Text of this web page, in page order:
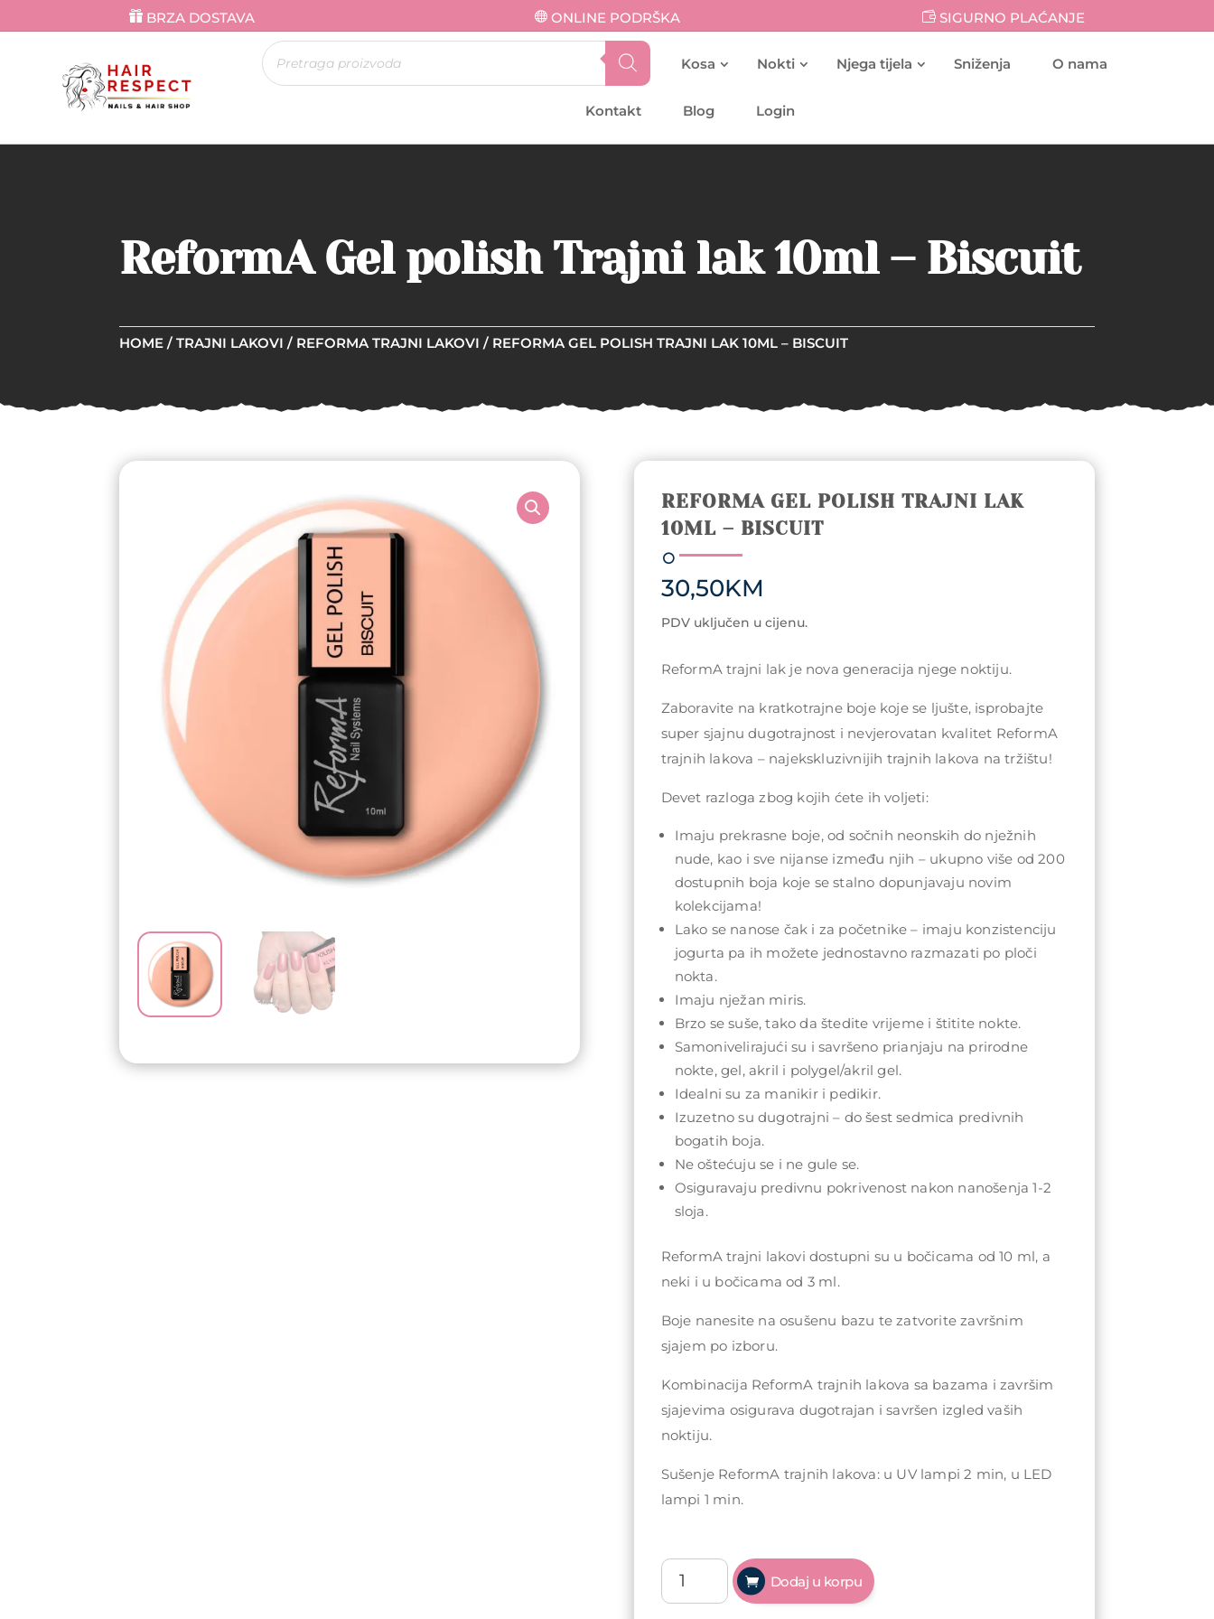
BRZA DOSTAVA ONLINE PODRŠKA SIGURNO PLAĆANJE
Products
search Kosa Nokti Njega tijela Sniženja O nama
Kontakt Blog Login
ReformA Gel polish Trajni lak 10ml – Biscuit
HOME / TRAJNI LAKOVI / REFORMA TRAJNI LAKOVI / REFORMA GEL POLISH TRAJNI LAK 10ML – BISCUIT
REFORMA GEL POLISH TRAJNI LAK
10ML – BISCUIT
30,50KM
PDV uključen u cijenu.
ReformA trajni lak je nova generacija njege noktiju.
Zaboravite na kratkotrajne boje koje se ljušte, isprobajte
super sjajnu dugotrajnost i nevjerovatan kvalitet ReformA
trajnih lakova – najekskluzivnijih trajnih lakova na tržištu!
Devet razloga zbog kojih ćete ih voljeti:
Imaju prekrasne boje, od sočnih neonskih do nježnih
nude, kao i sve nijanse između njih – ukupno više od 200
dostupnih boja koje se stalno dopunjavaju novim
kolekcijama!
Lako se nanose čak i za početnike – imaju konzistenciju
jogurta pa ih možete jednostavno razmazati po ploči
nokta.
Imaju nježan miris.
Brzo se suše, tako da štedite vrijeme i štitite nokte.
Samonivelirajući su i savršeno prianjaju na prirodne
nokte, gel, akril i polygel/akril gel.
Idealni su za manikir i pedikir.
Izuzetno su dugotrajni – do šest sedmica predivnih
bogatih boja.
Ne oštećuju se i ne gule se.
Osiguravaju predivnu pokrivenost nakon nanošenja 1-2
sloja.
ReformA trajni lakovi dostupni su u bočicama od 10 ml, a
neki i u bočicama od 3 ml.
Boje nanesite na osušenu bazu te zatvorite završnim
sjajem po izboru.
Kombinacija ReformA trajnih lakova sa bazama i završim
sjajevima osigurava dugotrajan i savršen izgled vaših
noktiju.
Sušenje ReformA trajnih lakova: u UV lampi 2 min, u LED
lampi 1 min.
ReformA
polish
Dodaj u korpu